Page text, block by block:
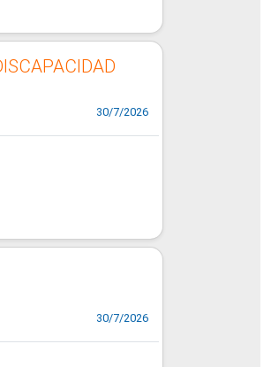
30/7/2026
30/7/2026